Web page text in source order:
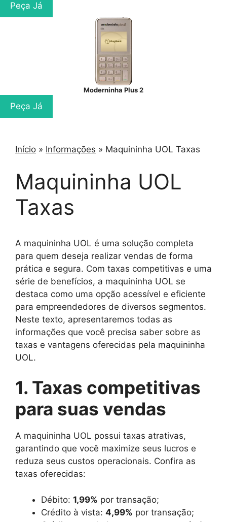
Peça Já
Moderninha Plus 2
Peça Já
Início » Informações » Maquininha UOL Taxas
Maquininha UOL
Taxas
A maquininha UOL é uma solução completa
para quem deseja realizar vendas de forma
prática e segura. Com taxas competitivas e uma
série de benefícios, a maquininha UOL se
destaca como uma opção acessível e eficiente
para empreendedores de diversos segmentos.
Neste texto, apresentaremos todas as
informações que você precisa saber sobre as
taxas e vantagens oferecidas pela maquininha
UOL.
1. Taxas competitivas
para suas vendas
A maquininha UOL possui taxas atrativas,
garantindo que você maximize seus lucros e
reduza seus custos operacionais. Confira as
taxas oferecidas:
Débito: 1,99% por transação;
Crédito à vista: 4,99% por transação;